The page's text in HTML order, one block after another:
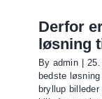
Derfor
løsning
By admin
bedste
bryllup